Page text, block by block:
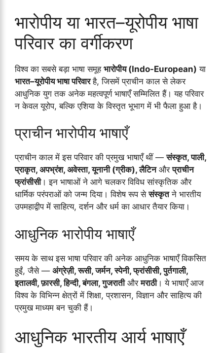
भारोपीय या भारत–यूरोपीय भाषा
परिवार का वर्गीकरण
विश्व का सबसे बड़ा भाषा समूह भारोपीय (Indo-European) या
भारत–यूरोपीय भाषा परिवारहै, जिसमें प्राचीन काल से लेकर
आधुनिक युग तक अनेक महत्वपूर्ण भाषाएँ सम्मिलित हैं। यह परिवार
न केवल यूरोप, बल्कि एशिया के विस्तृत भूभाग में भी फैला हुआ है।
प्राचीन भारोपीय भाषाएँ
प्राचीन काल में इस परिवार की प्रमुख भाषाएँ थीं —संस्कृत, पाली,
प्राकृत, अपभ्रंश, अवेस्ता, यूनानी (ग्रीक), लैटिनऔरप्राचीन
फ्रांसीसी। इन भाषाओं ने आगे चलकर विविध सांस्कृतिक और
धार्मिक परंपराओं को जन्म दिया। विशेष रूप सेसंस्कृतने भारतीय
उपमहाद्वीप में साहित्य, दर्शन और धर्म का आधार तैयार किया।
आधुनिक भारोपीय भाषाएँ
समय के साथ इस भाषा परिवार की अनेक आधुनिक भाषाएँ विकसित
हुईं, जैसे — अंग्रेज़ी, रूसी, जर्मन, स्पेनी, फ्रांसीसी, पुर्तगाली,
इतालवी, फ़ारसी, हिन्दी, बंगला, गुजरातीऔरमराठी। ये भाषाएँ आज
विश्व के विभिन्न क्षेत्रों में शिक्षा, प्रशासन, विज्ञान और साहित्य की
प्रमुख माध्यम बन चुकी हैं।
आधुनिक भारतीय आर्य भाषाएँ